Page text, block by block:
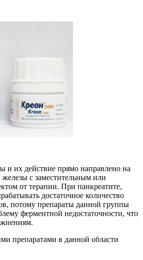
и их действие прямо направлено на
с заместительным или
от терапии. При панкреатите,
достаточное количество
потому препараты данной группы
ферментной недостаточности, что
препаратами в данной области